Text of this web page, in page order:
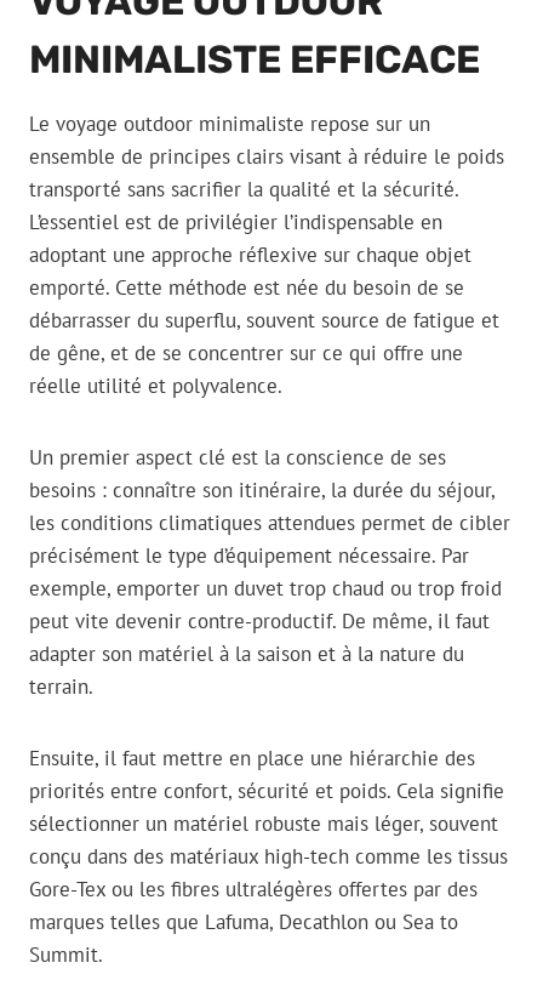
MINIMALISTE EFFICACE
Le voyage outdoor minimaliste repose sur un
ensemble de principes clairs visant à réduire le poids
transporté sans sacrifier la qualité et la sécurité.
L’essentiel est de privilégier l’indispensable en
adoptant une approche réflexive sur chaque objet
emporté. Cette méthode est née du besoin de se
débarrasser du superflu, souvent source de fatigue et
de gêne, et de se concentrer sur ce qui offre une
réelle utilité et polyvalence.
Un premier aspect clé est la conscience de ses
besoins : connaître son itinéraire, la durée du séjour,
les conditions climatiques attendues permet de cibler
précisément le type d’équipement nécessaire. Par
exemple, emporter un duvet trop chaud ou trop froid
peut vite devenir contre-productif. De même, il faut
adapter son matériel à la saison et à la nature du
terrain.
Ensuite, il faut mettre en place une hiérarchie des
priorités entre confort, sécurité et poids. Cela signifie
sélectionner un matériel robuste mais léger, souvent
conçu dans des matériaux high-tech comme les tissus
Gore-Tex ou les fibres ultralégères offertes par des
marques telles que Lafuma, Decathlon ou Sea to
Summit.